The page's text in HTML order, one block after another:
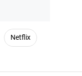
Netflix